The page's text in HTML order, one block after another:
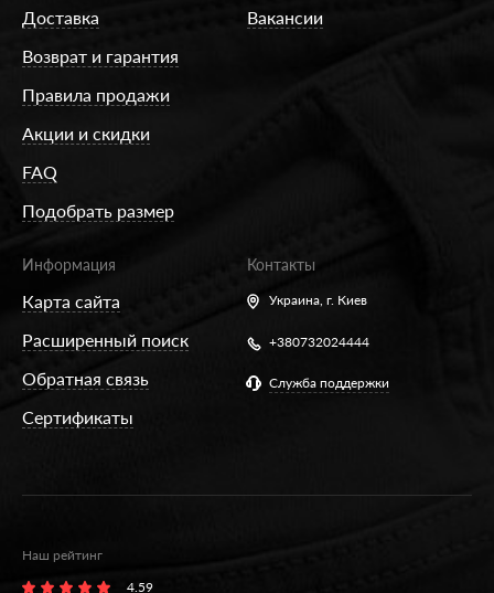
Доставка
Возврат и гарантия
Правила продажи
Акции и скидки
FAQ
Подобрать размер
Вакансии
Информация
Карта сайта
Расширенный поиск
Обратная связь
Сертификаты
Контакты
Украина, г. Киев
+380732024444
Служба поддержки
Наш рейтинг
4.59